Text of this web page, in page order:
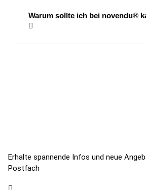
Warum sollte ich bei novendu®
Erhalte spannende Infos und neue
Postfach